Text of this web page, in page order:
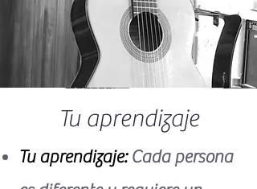
Tu aprendizaje
​Tu aprendizaje: Cada persona